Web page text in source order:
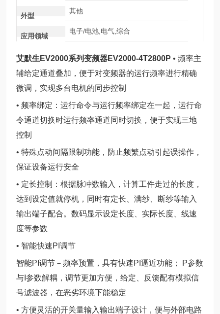
外型
其他
应用领域
电子/电池,电气,综合
艾默生EV2000系列变频器EV2000-4T2800P • 频率主
辅给定通道叠加，便于对变频器的运行频率进行精确
微调，实现多台电机的同步控制
• 频率绑定：运行命令与运行频率绑定在一起，运行命
令通道切换时运行频率通道同时切换，便于实现三地
控制
• 特殊点动间隔限制功能，防止频繁点动引起误操作，
保证设备运行安全
• 定长控制：根据脉冲数输入，计算工件走过的长度，
达到设定值就停机，同时有定长、满纱、断纱等输入
输出端子配合。数码显示设定长度、实际长度、线速
度等参数
• 智能快速PI调节
智能PI调节－频率预置，具有快速PI逼近功能； P参数
与I参数解耦，调节更加方便，给定、反馈配有模拟信
号滤波器，在恶劣环境下能稳定
• 方便灵活的开关量输入输出端子设计，便与外部电路